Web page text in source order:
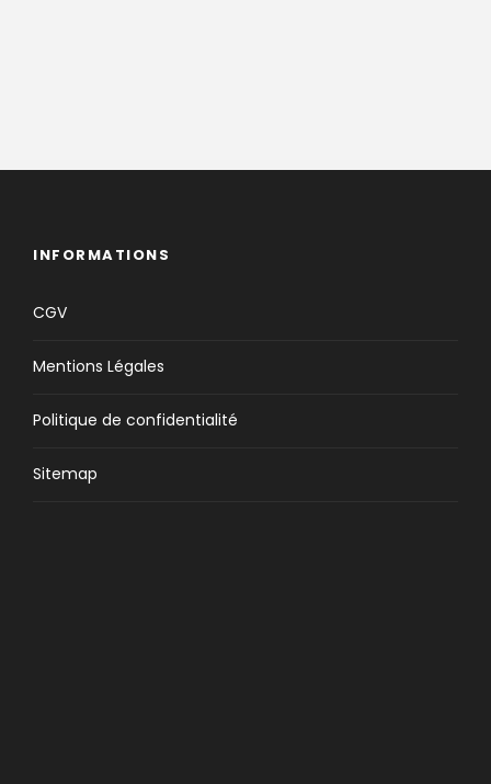
INFORMATIONS
CGV
Mentions Légales
Politique de confidentialité
Sitemap